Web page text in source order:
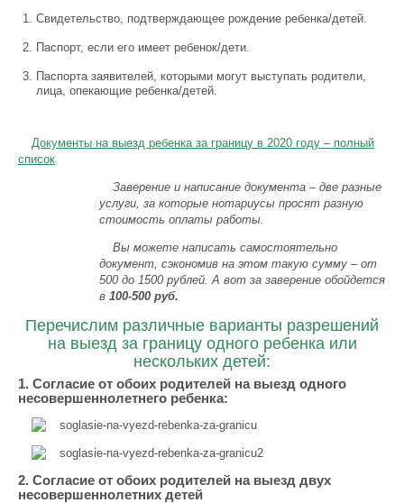
Свидетельство, подтверждающее рождение ребенка/детей.
Паспорт, если его имеет ребенок/дети.
Паспорта заявителей, которыми могут выступать родители,
лица, опекающие ребенка/детей.
Документы на выезд ребенка за границу в 2020 году – полный
список
Заверение и написание документа – две разные
услуги, за которые нотариусы просят разную
стоимость оплаты работы.
Вы можете написать самостоятельно
документ, сэкономив на этом такую сумму – от
500 до 1500 рублей. А вот за заверение обойдется
в 100-500 руб.
Перечислим различные варианты разрешений
на выезд за границу одного ребенка или
нескольких детей:
1. Согласие от обоих родителей на выезд одного
несовершеннолетнего ребенка:
2. Согласие от обоих родителей на выезд двух
несовершеннолетних детей